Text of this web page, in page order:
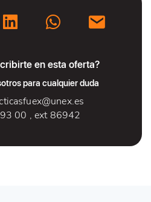
en esta oferta?
para cualquier duda
00 , ext 86942